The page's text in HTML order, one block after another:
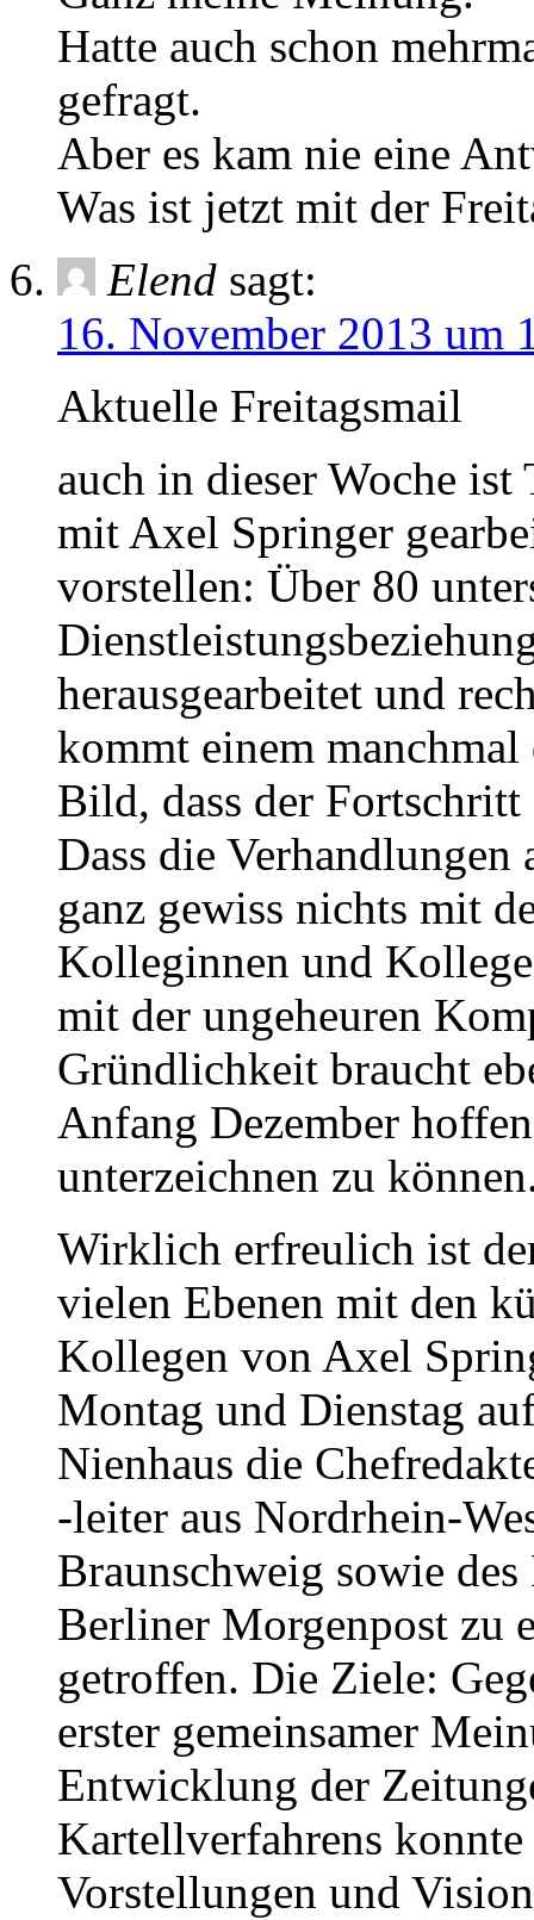
Hatte auch schon
gefragt.
Aber es kam nie eine
Was ist jetzt mit der
Elend sagt:
16. November 2013 um
Aktuelle Freitagsmail
auch in dieser Woche ist
mit Axel Springer
vorstellen: Über 80
herausgearbeitet und
kommt einem manchmal
Bild, dass der
Dass die Verhandlungen
ganz gewiss nichts mit
Kolleginnen und
mit der ungeheuren
Gründlichkeit braucht
Anfang Dezember
unterzeichnen zu
Wirklich erfreulich ist
vielen Ebenen mit den
Kollegen von Axel
Montag und Dienstag
Nienhaus die
-leiter aus Nordrhein-
Braunschweig sowie
Berliner Morgenpost zu
getroffen. Die Ziele:
erster gemeinsamer
Entwicklung der
Kartellverfahrens
Vorstellungen und